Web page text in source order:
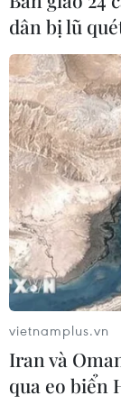
dân bị lũ
vietnamplus.vn
Iran và
qua eo biển